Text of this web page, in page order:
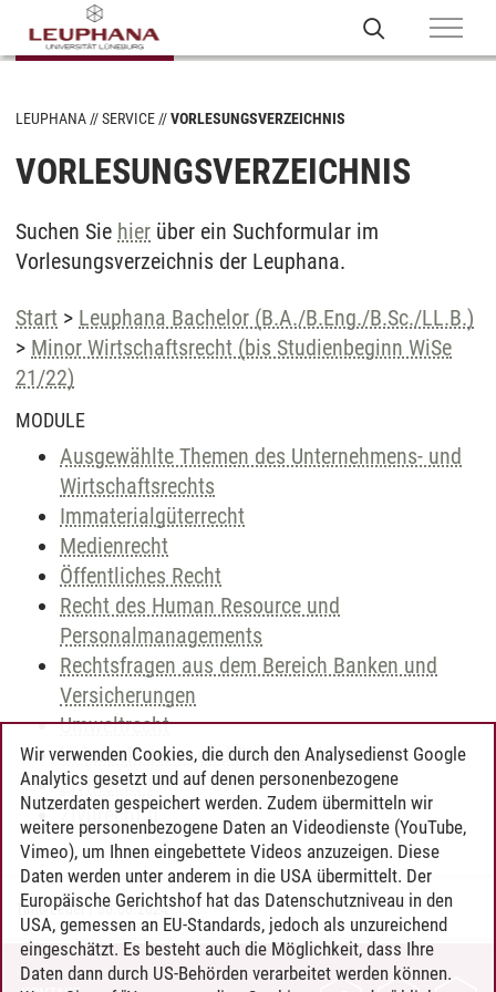
LEUPHANA SERVICE VORLESUNGSVERZEICHNIS
VORLESUNGSVERZEICHNIS
Suchen Sie hier über ein Suchformular im
Vorlesungsverzeichnis der Leuphana.
Start > Leuphana Bachelor (B.A./B.Eng./B.Sc./LL.B.)
> Minor Wirtschaftsrecht (bis Studienbeginn WiSe
21/22)
MODULE
Ausgewählte Themen des Unternehmens- und
Wirtschaftsrechts
Immaterialgüterrecht
Medienrecht
Öffentliches Recht
Recht des Human Resource und
Personalmanagements
Rechtsfragen aus dem Bereich Banken und
Versicherungen
Umweltrecht
Unternehmens- und Steuerrecht
Zivilrecht I
Zivilrecht II
Timo Leder/30.06.2024
Wir verwenden Cookies, die durch den Analysedienst Google
Analytics gesetzt und auf denen personenbezogene
Nutzerdaten gespeichert werden. Zudem übermitteln wir
weitere personenbezogene Daten an Videodienste (YouTube,
Vimeo), um Ihnen eingebettete Videos anzuzeigen. Diese
Daten werden unter anderem in die USA übermittelt. Der
Europäische Gerichtshof hat das Datenschutzniveau in den
USA, gemessen an EU-Standards, jedoch als unzureichend
eingeschätzt. Es besteht auch die Möglichkeit, dass Ihre
Daten dann durch US-Behörden verarbeitet werden können.